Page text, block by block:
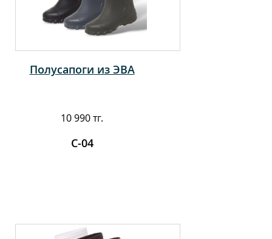
Полусапоги из ЭВА
10 990 тг.
С-04